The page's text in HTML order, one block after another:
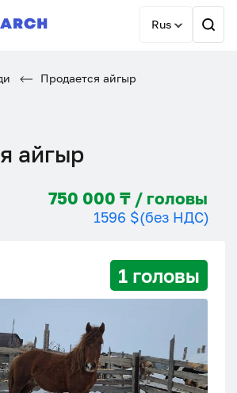
Rus
Продается айгыр
айгыр
750 000 ₸ / головы
1596 $(без НДС)
1 головы